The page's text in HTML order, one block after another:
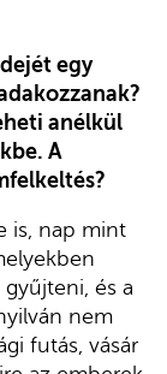
egy
anélkül
A
is, nap mint
és a
nem
futás, vásár